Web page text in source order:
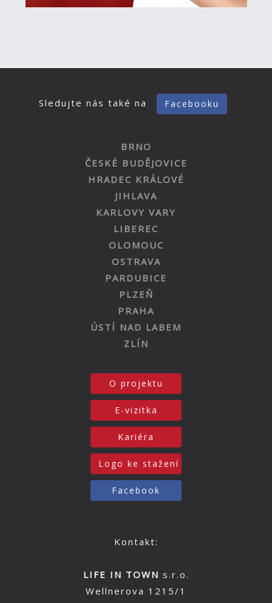
Sledujte nás také na Facebooku
BRNO
ČESKÉ BUDĚJOVICE
HRADEC KRÁLOVÉ
JIHLAVA
KARLOVY VARY
LIBEREC
OLOMOUC
OSTRAVA
PARDUBICE
PLZEŇ
PRAHA
ÚSTÍ NAD LABEM
ZLÍN
O projektu
E-vizitka
Kariéra
Logo ke stažení
Facebook
Kontakt:
LIFE IN TOWN s.r.o.
Wellnerova 1215/1